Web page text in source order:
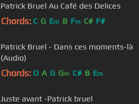
Patrick Bruel Au Café des Delices
Chords: C G Em B Fm C# F#
Patrick Bruel - Dans ces moments-là
(Audio)
Chords: D A G Gm C# B Em
Juste avant -Patrick bruel